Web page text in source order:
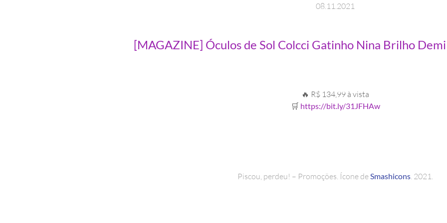
08.11.2021
[MAGAZINE] Óculos de Sol Colcci Gatinho Nina Brilho
🔥 R$ 134,99 à vista
🛒 https://bit.ly/31JFHAw
Piscou, perdeu! – Promoções. Ícone deSmashicons . 2021.